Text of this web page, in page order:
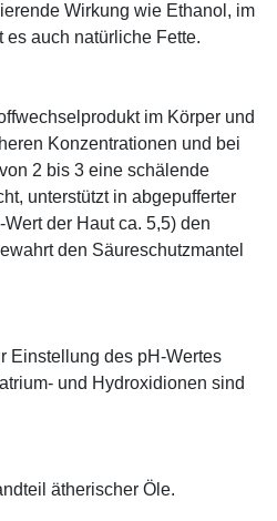
Wirkung wie Ethanol, im
auch natürliche Fette.
im Körper und
Konzentrationen und bei
2 bis 3 eine schälende
unterstützt in abgepufferter
der Haut ca. 5,5) den
den Säureschutzmantel
Einstellung des pH-Wertes
und Hydroxidionen sind
ätherischer Öle.